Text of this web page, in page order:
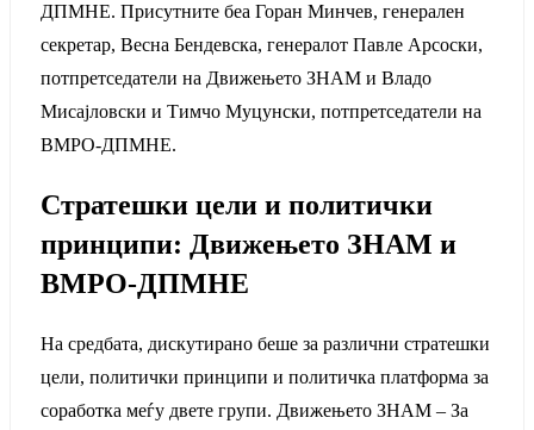
ДПМНЕ. Присутните беа Горан Минчев, генерален
секретар, Весна Бендевска, генералот Павле Арсоски,
потпретседатели на Движењето ЗНАМ и Владо
Мисајловски и Тимчо Муцунски, потпретседатели на
ВМРО-ДПМНЕ.
Стратешки цели и политички
принципи: Движењето ЗНАМ и
ВМРО-ДПМНЕ
На средбата, дискутирано беше за различни стратешки
цели, политички принципи и политичка платформа за
соработка меѓу двете групи. Движењето ЗНАМ – За